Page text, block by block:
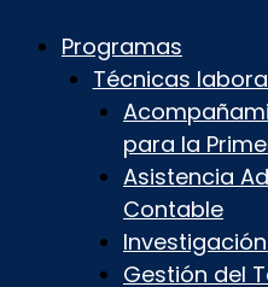
Programas
Técnicas
para la
Asistencia
Contable
Gestión del